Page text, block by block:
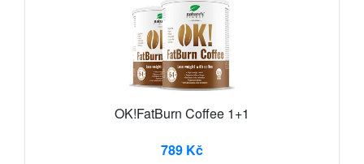
OK!FatBurn Coffee 1+1
789 Kč